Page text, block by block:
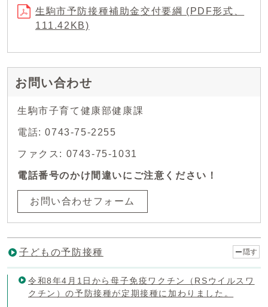
生駒市予防接種補助金交付要綱 (PDF形式、
111.42KB)
お問い合わせ
生駒市子育て健康部健康課
電話: 0743-75-2255
ファクス: 0743-75-1031
電話番号のかけ間違いにご注意ください！
お問い合わせフォーム
子どもの予防接種 隠す
令和8年4月1日から母子免疫ワクチン（RSウイルスワ
クチン）の予防接種が定期接種に加わりました。